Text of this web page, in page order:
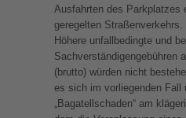
Ausfahrten des Parkplatzes
geregelten Straßenverkehrs.
Höhere unfallbedingte und
Sachverständigengebühren
(brutto) würden nicht
es sich im vorliegenden Fall
„Bagatellschaden“ am